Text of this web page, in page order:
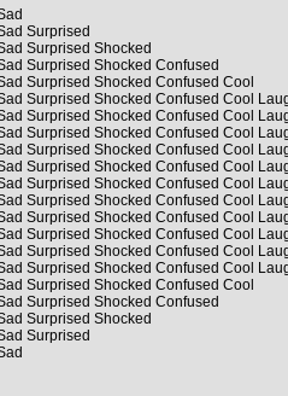
Surprised
Surprised Shocked
Surprised Shocked Confused
Surprised Shocked Confused Cool
Surprised Shocked Confused Cool
Surprised Shocked Confused Cool
Surprised Shocked Confused Cool
Surprised Shocked Confused Cool
Surprised Shocked Confused Cool
Surprised Shocked Confused Cool
Surprised Shocked Confused Cool
Surprised Shocked Confused Cool
Surprised Shocked Confused Cool
Surprised Shocked Confused Cool
Surprised Shocked Confused Cool
Surprised Shocked Confused Cool
Surprised Shocked Confused
Surprised Shocked
Surprised